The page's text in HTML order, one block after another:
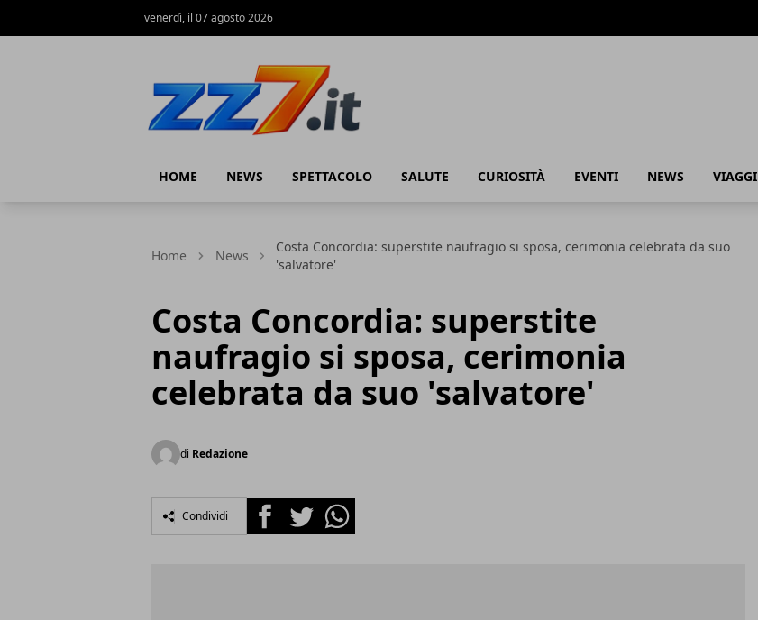
venerdì, il 07 agosto 2026
HOME NEWS SPETTACOLO SALUTE CURIOSITÀ EVENTI NEWS VIAGGI
Home News
Costa Concordia: superstite naufragio si sposa, cerimonia celebrata da suo
'salvatore'
Costa Concordia: superstite
naufragio si sposa, cerimonia
celebrata da suo 'salvatore'
di Redazione
Condividi FacebookTwitterWhatsapp